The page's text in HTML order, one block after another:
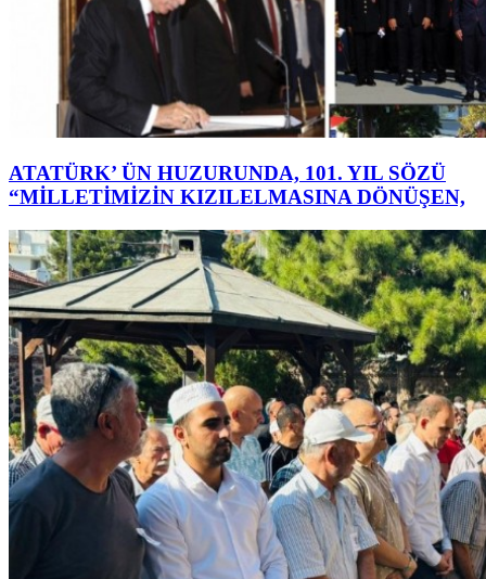
ATATÜRK’ ÜN HUZURUNDA, 101. YIL SÖZÜ
“MİLLETİMİZİN KIZILELMASINA DÖNÜŞEN,